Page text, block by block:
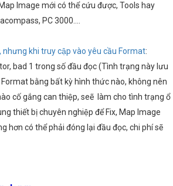
Image mới có thể cứu được, Tools hay
PC 3000….
nhưng khi truy cập vào yêu cầu Format:
bad 1 trong số đầu đọc (Tình trạng này lưu
bằng bất kỳ hình thức nào, không nên
cố gắng can thiệp, seẽ làm cho tình trạng ổ
thiết bị chuyên nghiệp để Fix, Map Image
hơn có thể phải đóng lại đầu đọc, chi phí sẽ